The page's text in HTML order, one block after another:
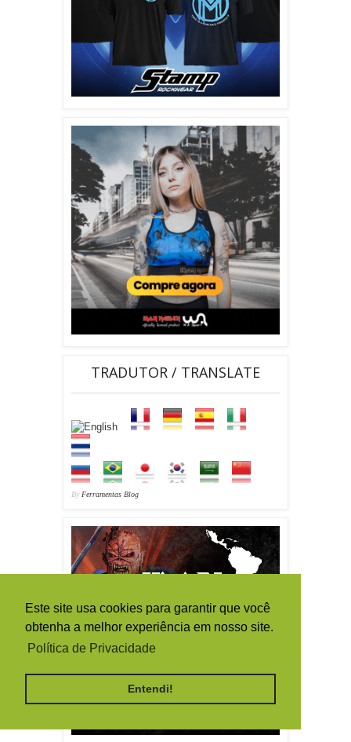
Este site usa cookies para garantir que você
obtenha a melhor experiência em nosso site.
Política de Privacidade
Entendi!
TRADUTOR / TRANSLATE
By Ferramentas Blog